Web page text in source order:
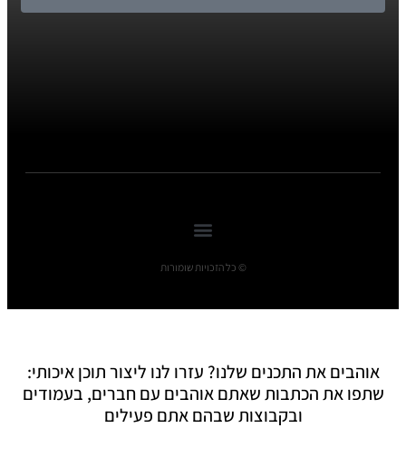
© כל הזכויות שומורות
אוהבים את התכנים שלנו? עזרו לנו ליצור תוכן איכותי:
שתפו את הכתבות שאתם אוהבים עם חברים, בעמודים
ובקבוצות שבהם אתם פעילים